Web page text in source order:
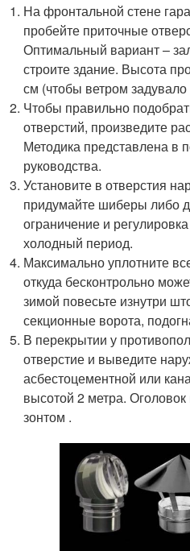
На фронтальной стене
пробейте приточные
Оптимальный вариант –
строите здание. Высота
см (чтобы ветром
Чтобы правильно
отверстий, произведите
Методика представлена в
руководства.
Установите в отверстия
придумайте шиберы либо
ограничение и
холодный период.
Максимально уплотните
откуда бесконтрольно
зимой повесьте изнутри
секционные ворота,
В перекрытии у
отверстие и выведите
асбестоцементной или
высотой 2 метра. Оголовок
зонтом .